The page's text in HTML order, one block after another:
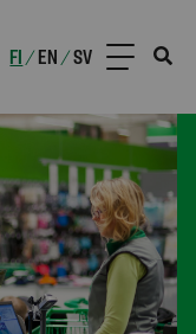
FI /EN /SV